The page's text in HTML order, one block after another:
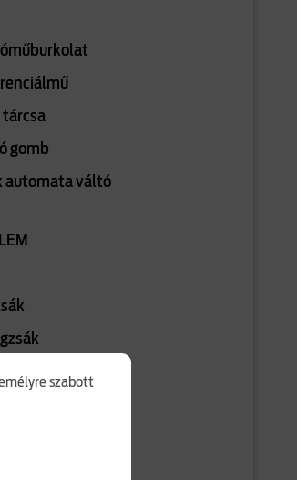
tárcsa
gomb
automata váltó
öv
szabott